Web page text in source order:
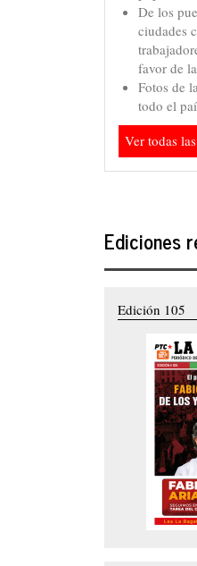
De los
ciudades
favor de
Fotos de
todo el
Ver todas
Ediciones
Edición 105